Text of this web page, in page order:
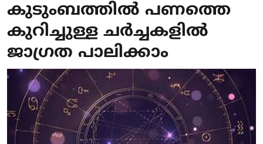
കുടുംബത്തില്‍ പണത്തെ
കുറിച്ചുള്ള ചര്‍ച്ചകളില്‍
ജാഗ്രത പാലിക്കാം